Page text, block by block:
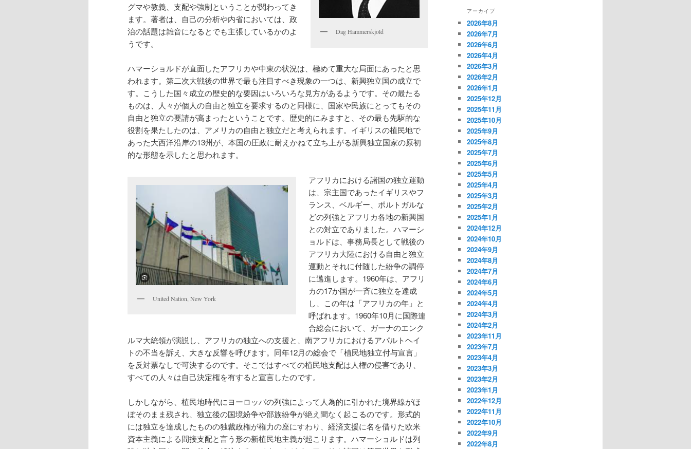
Dag Hammerskjold
グマや教義、支配や強制ということが関わってき
ます。著者は、自己の分析や内省においては、政
治の話題は雑音になるとでも主張しているかのよ
うです。
ハマーショルドが直面したアフリカや中東の状況は、極めて重大な局面にあったと思
われます。第二次大戦後の世界で最も注目すべき現象の一つは、新興独立国の成立で
す。こうした国々成立の歴史的な要因はいろいろな見方があるようです。その最たる
ものは、人々が個人の自由と独立を要求するのと同様に、国家や民族にとってもその
自由と独立の要請が高まったということです。歴史的にみますと、その最も先駆的な
役割を果たしたのは、アメリカの自由と独立だと考えられます。イギリスの植民地で
あった大西洋沿岸の13州が、本国の圧政に耐えかねて立ち上がる新興独立国家の原初
的な形態を示したと思われます。
United Nation, New York
アフリカにおける諸国の独立運動
は、宗主国であったイギリスやフ
ランス、ベルギー、ポルトガルな
どの列強とアフリカ各地の新興国
との対立でありました。ハマーシ
ョルドは、事務局長として戦後の
アフリカ大陸における自由と独立
運動とそれに付随した紛争の調停
に邁進します。1960年は、アフリ
カの17か国が一斉に独立を達成
し、この年は「アフリカの年」と
呼ばれます。1960年10月に国際連
合総会において、ガーナのエンク
ルマ大統領が演説し、アフリカの独立への支援と、南アフリカにおけるアパルトヘイ
トの不当を訴え、大きな反響を呼びます。同年12月の総会で「植民地独立付与宣言」
を反対票なしで可決するのです。そこではすべての植民地支配は人権の侵害であり、
すべての人々は自己決定権を有すると宣言したのです。
しかしながら、植民地時代にヨーロッパの列強によって人為的に引かれた境界線がほ
ぼそのまま残され、独立後の国境紛争や部族紛争が絶え間なく起こるのです。形式的
には独立を達成したものの独裁政権が権力の座にすわり、経済支援に名を借りた欧米
資本主義による間接支配と言う形の新植民地主義が起こります。ハマーショルドは列
アーカイブ
2026年8月
2026年7月
2026年6月
2026年4月
2026年3月
2026年2月
2026年1月
2025年12月
2025年11月
2025年10月
2025年9月
2025年8月
2025年7月
2025年6月
2025年5月
2025年4月
2025年3月
2025年2月
2025年1月
2024年12月
2024年10月
2024年9月
2024年8月
2024年7月
2024年6月
2024年5月
2024年4月
2024年3月
2024年2月
2023年11月
2023年7月
2023年4月
2023年3月
2023年2月
2023年1月
2022年12月
2022年11月
2022年10月
2022年9月
2022年8月